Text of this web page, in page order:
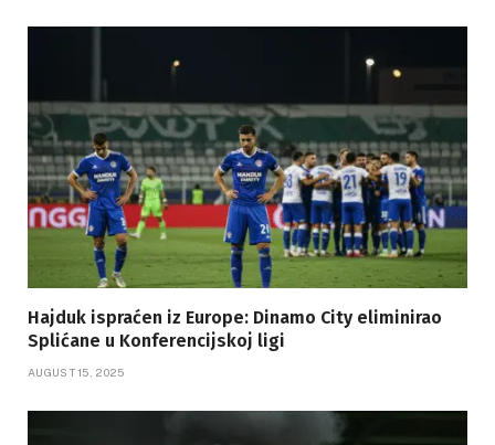
Hajduk ispraćen iz Europe: Dinamo City eliminirao
Splićane u Konferencijskoj ligi
AUGUST 15, 2025